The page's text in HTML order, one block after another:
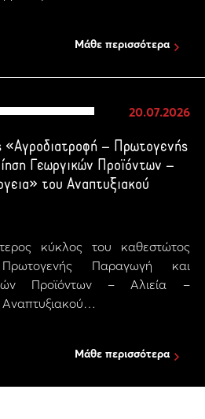
Μάθε περισσότερα
20.07.2026
«Αγροδιατροφή – Πρωτογενής
Γεωργικών Προϊόντων –
του Αναπτυξιακού
κύκλος του καθεστώτος
Παραγωγή και
Προϊόντων – Αλιεία –
Αναπτυξιακού…
Μάθε περισσότερα